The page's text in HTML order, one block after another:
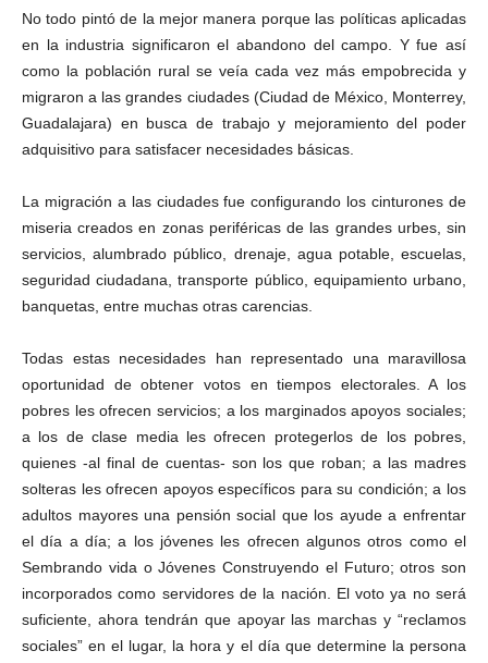
No todo pintó de la mejor manera porque las políticas aplicadas
en la industria significaron el abandono del campo. Y fue así
como la población rural se veía cada vez más empobrecida y
migraron a las grandes ciudades (Ciudad de México, Monterrey,
Guadalajara) en busca de trabajo y mejoramiento del poder
adquisitivo para satisfacer necesidades básicas.
La migración a las ciudades fue configurando los cinturones de
miseria creados en zonas periféricas de las grandes urbes, sin
servicios, alumbrado público, drenaje, agua potable, escuelas,
seguridad ciudadana, transporte público, equipamiento urbano,
banquetas, entre muchas otras carencias.
Todas estas necesidades han representado una maravillosa
oportunidad de obtener votos en tiempos electorales. A los
pobres les ofrecen servicios; a los marginados apoyos sociales;
a los de clase media les ofrecen protegerlos de los pobres,
quienes -al final de cuentas- son los que roban; a las madres
solteras les ofrecen apoyos específicos para su condición; a los
adultos mayores una pensión social que los ayude a enfrentar
el día a día; a los jóvenes les ofrecen algunos otros como el
Sembrando vida o Jóvenes Construyendo el Futuro; otros son
incorporados como servidores de la nación. El voto ya no será
suficiente, ahora tendrán que apoyar las marchas y “reclamos
sociales” en el lugar, la hora y el día que determine la persona